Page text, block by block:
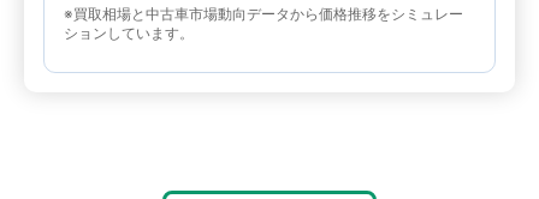
※買取相場と中古車市場動向データから価格推移をシミュレー
ションしています。